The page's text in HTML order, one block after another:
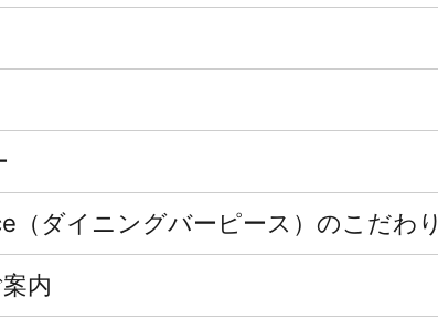
（ダイニングバーピース）のこだわり
内